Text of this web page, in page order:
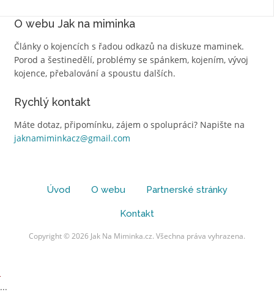
O webu Jak na miminka
Články o kojencích s řadou odkazů na diskuze maminek.
Porod a šestinedělí, problémy se spánkem, kojením, vývoj
kojence, přebalování a spoustu dalších.
Rychlý kontakt
Máte dotaz, připomínku, zájem o spolupráci? Napište na
jaknamiminkacz@gmail.com
Úvod O webu Partnerské stránky
Kontakt
Copyright © 2026 Jak Na Miminka.cz. Všechna práva vyhrazena.
...